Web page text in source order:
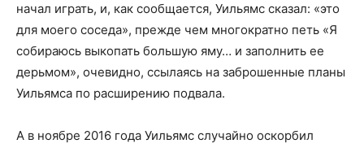
начал играть, и, как сообщается, Уильямс сказал: «это
для моего соседа», прежде чем многократно петь «Я
собираюсь выкопать большую яму… и заполнить ее
дерьмом», очевидно, ссылаясь на заброшенные планы
Уильямса по расширению подвала.
А в ноябре 2016 года Уильямс случайно оскорбил